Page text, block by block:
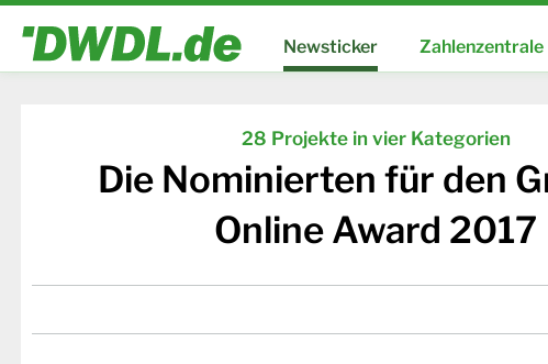
Newsticker Zahlenzentrale
28 Projekte in vier Kategorien
Die Nominierten für den
Online Award 2017